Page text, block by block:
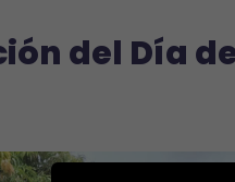
del Día